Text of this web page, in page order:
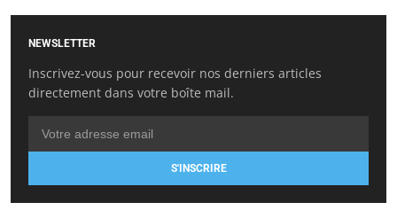
NEWSLETTER
Inscrivez-vous pour recevoir nos derniers articles
directement dans votre boîte mail.
S'INSCRIRE